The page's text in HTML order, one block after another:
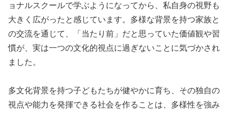
ョナルスクールで学ぶようになってから、私自身の視野も
大きく広がったと感じています。多様な背景を持つ家族と
の交流を通じて、「当たり前」だと思っていた価値観や習
慣が、実は一つの文化的視点に過ぎないことに気づかされ
ました。
多文化背景を持つ子どもたちが健やかに育ち、その独自の
視点や能力を発揮できる社会を作ることは、多様性を強み